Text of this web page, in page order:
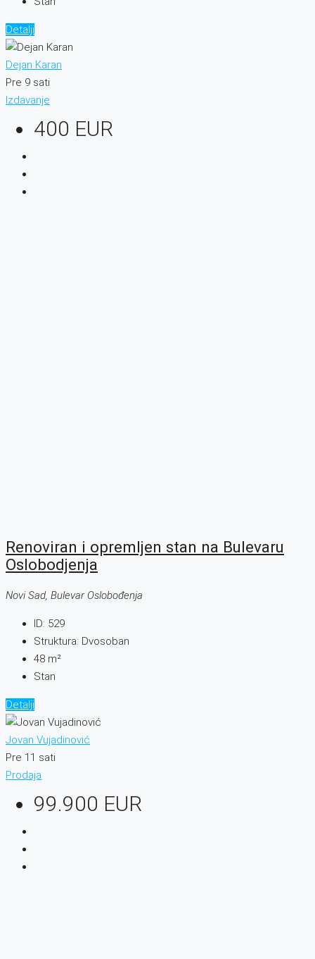
Detalji
Dejan Karan
Pre 9 sati
Izdavanje
400 EUR
Renoviran i opremljen stan na Bulevaru
Oslobodjenja
Novi Sad, Bulevar Oslobođenja
ID: 529
Struktura: Dvosoban
48 m²
Stan
Detalji
Jovan Vujadinović
Pre 11 sati
Prodaja
99.900 EUR